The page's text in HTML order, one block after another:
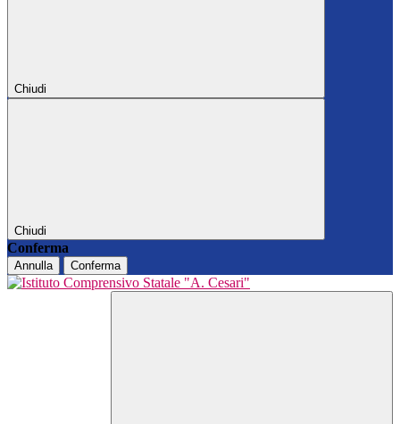
Chiudi
Chiudi
Conferma
Annulla Conferma